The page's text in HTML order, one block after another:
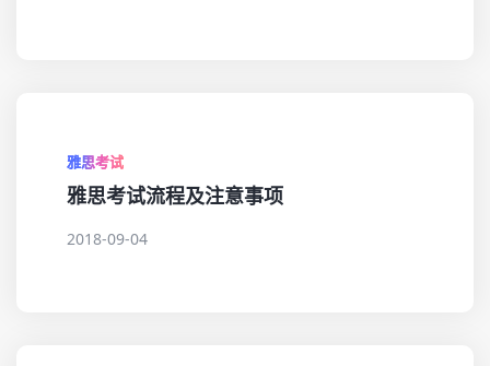
雅思考试
雅思考试流程及注意事项
2018-09-04